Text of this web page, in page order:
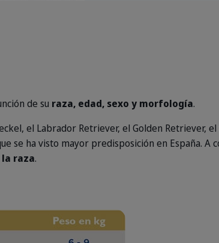
de su raza, edad, sexo y morfología.
el Labrador Retriever, el Golden Retriever, el
se ha visto mayor predisposición en España. A
raza.